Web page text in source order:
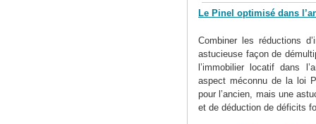
Le Pinel optimisé dans
Combiner les réductions
astucieuse façon de
l’immobilier locatif dans
aspect méconnu de la loi
pour l’ancien, mais une
et de déduction de déficits